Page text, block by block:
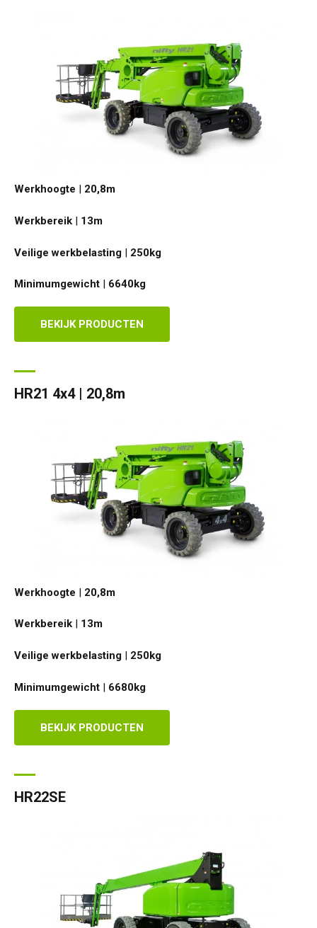
Werkhoogte | 20,8m
Werkbereik | 13m
Veilige werkbelasting | 250kg
Minimumgewicht | 6640kg
BEKIJK PRODUCTEN
HR21 4x4 | 20,8m
Werkhoogte | 20,8m
Werkbereik | 13m
Veilige werkbelasting | 250kg
Minimumgewicht | 6680kg
BEKIJK PRODUCTEN
HR22SE